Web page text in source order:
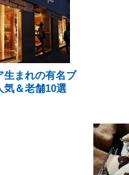
生まれの有名ブ
気＆老舗10選